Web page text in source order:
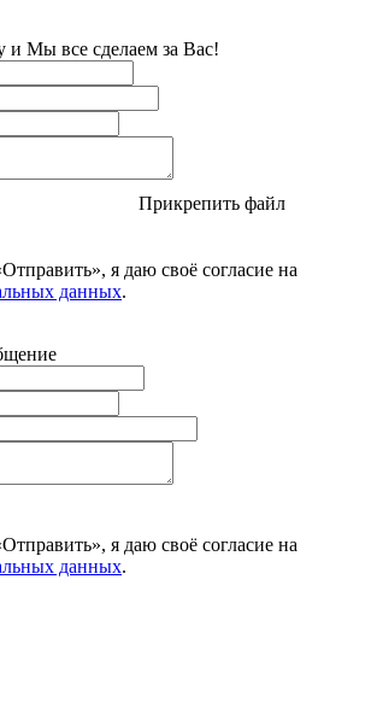
и Мы все сделаем за Вас!
Прикрепить файл
я даю своё согласие на
данных.
я даю своё согласие на
данных.